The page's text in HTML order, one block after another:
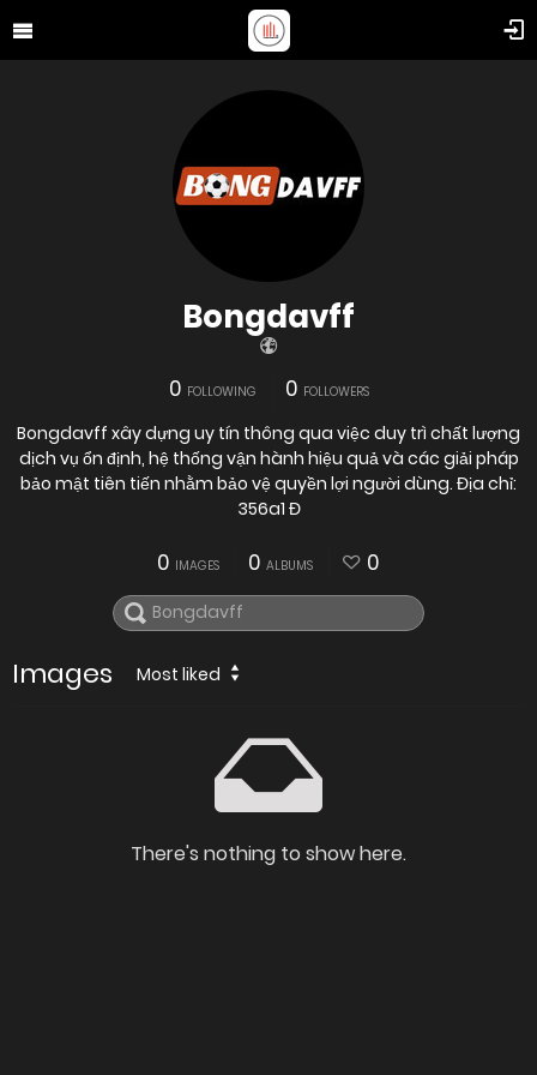
Bongdavff
0 FOLLOWING 0 FOLLOWERS
Bongdavff xây dựng uy tín thông qua việc duy trì chất lượng
dịch vụ ổn định, hệ thống vận hành hiệu quả và các giải pháp
bảo mật tiên tiến nhằm bảo vệ quyền lợi người dùng. Địa chỉ:
356a1 Đ
0 IMAGES 0 ALBUMS 0
Images Most liked
There's nothing to show here.